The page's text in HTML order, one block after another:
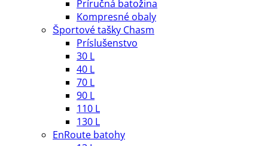
Príručná batožina
Kompresné obaly
Športové tašky Chasm
Príslušenstvo
30 L
40 L
70 L
90 L
110 L
130 L
EnRoute batohy